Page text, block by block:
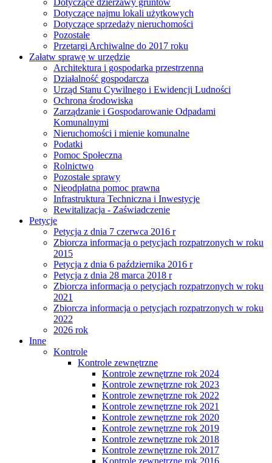
Dotyczące dzierżawy gruntów
Dotyczące najmu lokali użytkowych
Dotyczące sprzedaży nieruchomości
Pozostałe
Przetargi Archiwalne do 2017 roku
Załatw sprawę w urzędzie
Architektura i gospodarka przestrzenna
Działalność gospodarcza
Urząd Stanu Cywilnego i Ewidencji Ludności
Ochrona środowiska
Zarządzanie i Gospodarowanie Odpadami
Komunalnymi
Nieruchomości i mienie komunalne
Podatki
Pomoc Społeczna
Rolnictwo
Pozostałe sprawy
Nieodpłatna pomoc prawna
Infrastruktura Techniczna i Inwestycje
Rewitalizacja - Zaświadczenie
Petycje
Petycja z dnia 7 czerwca 2016 r
Zbiorcza informacja o petycjach rozpatrzonych w roku
2015
Petycja z dnia 6 października 2016 r
Petycja z dnia 28 marca 2018 r
Zbiorcza informacja o petycjach rozpatrzonych w roku
2021
Zbiorcza informacja o petycjach rozpatrzonych w roku
2022
2026 rok
Inne
Kontrole
Kontrole zewnętrzne
Kontrole zewnętrzne rok 2024
Kontrole zewnętrzne rok 2023
Kontrole zewnętrzne rok 2022
Kontrole zewnętrzne rok 2021
Kontrole zewnętrzne rok 2020
Kontrole zewnętrzne rok 2019
Kontrole zewnętrzne rok 2018
Kontrole zewnętrzne rok 2017
Kontrole zewnętrzne rok 2016